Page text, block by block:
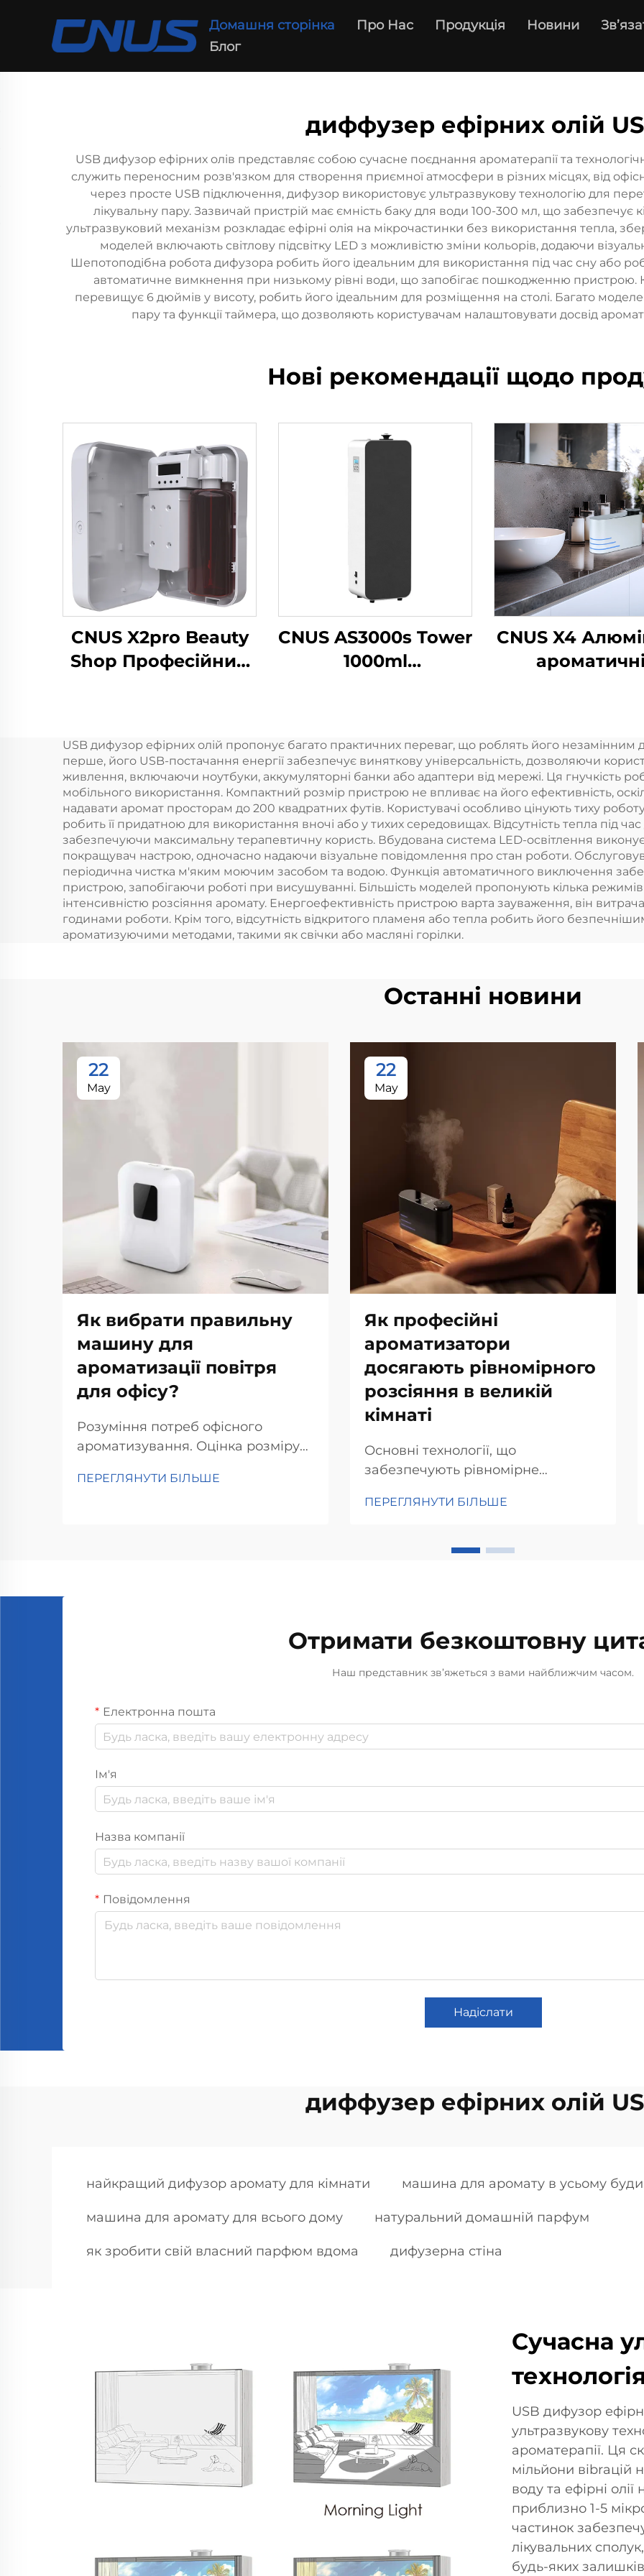
Домашня сторінка Про Нас Продукція Новини
Блог
диффузер ефірних олій
USB дифузор ефірних олів представляє собою сучасне поєднання ароматерапії та
служить переносним розв'язком для створення приємної атмосфери в різних місцях, від
через просте USB підключення, дифузор використовує ультразвукову технологію для
лікувальну пару. Зазвичай пристрій має ємність баку для води 100-300 мл, що забезпечує
ультразвуковий механізм розкладає ефірні олія на мікрочастинки без використання тепла,
моделей включають світлову підсвітку LED з можливістю зміни кольорів, додаючи
Шепотоподібна робота дифузора робить його ідеальним для використання під час сну або
автоматичне вимкнення при низькому рівні води, що запобігає пошкодженню пристрою.
перевищує 6 дюймів у висоту, робить його ідеальним для розміщення на столі. Багато
пару та функції таймера, що дозволяють користувачам налаштовувати досвід
Нові рекомендації щодо
CNUS X2pro Beauty
Shop Професійний
олія Готельний
ароматний апарат
CNUS AS3000s Tower
1000ml
Аерозоль
свіжильник
ароматний апарат
для комерційних
великих кімнат
CNUS X4
ароматичні
олійних
Безводні
USB дифузор ефірних олій пропонує багато практичних переваг, що роблять його незамінним
перше, його USB-постачання енергії забезпечує виняткову універсальність, дозволяючи
живлення, включаючи ноутбуки, аккумуляторні банки або адаптери від мережі. Ця гнучкість
мобільного використання. Компактний розмір пристрою не впливає на його ефективність,
надавати аромат просторам до 200 квадратних футів. Користувачі особливо цінують тиху
робить її придатною для використання вночі або у тихих середовищах. Відсутність тепла під час
забезпечуючи максимальну терапевтичну користь. Вбудована система LED-освітлення
покращувач настрою, одночасно надаючи візуальне повідомлення про стан роботи.
періодична чистка м'яким моючим засобом та водою. Функція автоматичного виключення
пристрою, запобігаючи роботі при висушуванні. Більшість моделей пропонують кілька
інтенсивністю розсіяння аромату. Енергоефективність пристрою варта зауваження, він
годинами роботи. Крім того, відсутність відкритого пламеня або тепла робить його
ароматизуючими методами, такими як свічки або масляні горілки.
Останні новини
22
May
Як вибрати правильну
машину для
ароматизації повітря
для офісу?
Розуміння потреб офісного
ароматизування. Оцінка розміру
правильного ароматичного
ПЕРЕГЛЯНУТИ БІЛЬШЕ
22
May
Як професійні
ароматизатори
досягають рівномірного
розсіяння в великій
кімнаті
Основні технології, що
забезпечують рівномірне
Технологія небулайзера для
Небулайзерна технологія справді
запахів. Ці гаджети...
ПЕРЕГЛЯНУТИ БІЛЬШЕ
Отримати безкоштовну
Наш представник зв’яжеться з вами найближчим часом.
Електронна пошта
Ім'я
Назва компанії
Повідомлення
Надіслати
диффузер ефірних олій
найкращий дифузор аромату для кімнати машина для аромату в усьому
машина для аромату для всього дому натуральний домашній парфум
як зробити свій власний парфюм вдома дифузерна стіна
Сучасна
технологія
USB дифузор
ультразвукову
ароматерапії. Ця
мільйони вibrацій
воду та ефірні
приблизно 1-5
частинок
лікувальних
будь-яких